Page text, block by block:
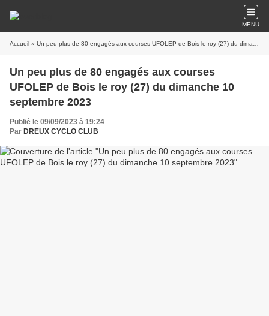
MENU
Accueil » Un peu plus de 80 engagés aux courses UFOLEP de Bois le roy (27) du dimanche 10 septembre 2023
Un peu plus de 80 engagés aux courses
UFOLEP de Bois le roy (27) du dimanche 10
septembre 2023
Publié le 09/09/2023 à 19:24
Par DREUX CYCLO CLUB